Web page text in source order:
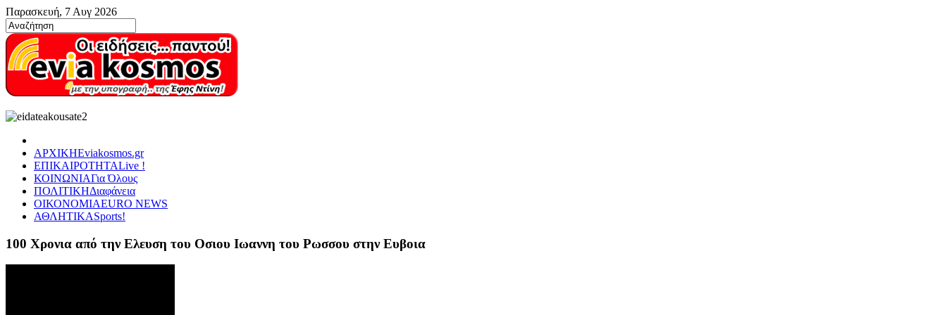
Παρασκευή, 7 Αυγ 2026
ΑΡΧΙΚΗEviakosmos.gr
ΕΠΙΚΑΙΡΟΤΗΤΑLive !
ΚΟΙΝΩΝΙΑΓια Όλους
ΠΟΛΙΤΙΚΗΔιαφάνεια
ΟΙΚΟΝΟΜΙΑEURO NEWS
ΑΘΛΗΤΙΚΑSports!
100 Χρονια από την Ελευση του Οσιου Ιωαννη του Ρωσσου στην Ευβοια